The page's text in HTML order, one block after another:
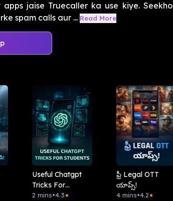
jaise Truecaller ka use kiye. Seekho
spam calls aur ... Read More
Useful Chatgpt
Tricks For
Students
2 mins•4.3★
ఫ్రీ Legal OTT
యాప్స్!
4 mins•4.2★